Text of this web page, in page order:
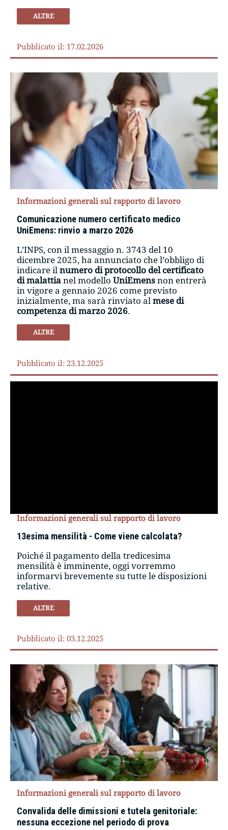
ALTRE
Pubblicato il: 17.02.2026
Informazioni generali sul rapporto di lavoro
Comunicazione numero certificato medico
UniEmens: rinvio a marzo 2026
L’INPS, con il messaggio n. 3743 del 10
dicembre 2025, ha annunciato che l’obbligo di
indicare ilnumero di protocollo del certificato
di malattia nel modelloUniEmens non entrerà
in vigore a gennaio 2026 come previsto
inizialmente, ma sarà rinviato almese di
competenza di marzo 2026.
ALTRE
Pubblicato il: 23.12.2025
Informazioni generali sul rapporto di lavoro
13esima mensilità - Come viene calcolata?
Poiché il pagamento della tredicesima
mensilità è imminente, oggi vorremmo
informarvi brevemente su tutte le disposizioni
relative.
ALTRE
Pubblicato il: 03.12.2025
Informazioni generali sul rapporto di lavoro
Convalida delle dimissioni e tutela genitoriale:
nessuna eccezione nel periodo di prova